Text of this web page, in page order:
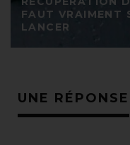
FAUT VRAIMENT
LANCER
UNE RÉPONSE